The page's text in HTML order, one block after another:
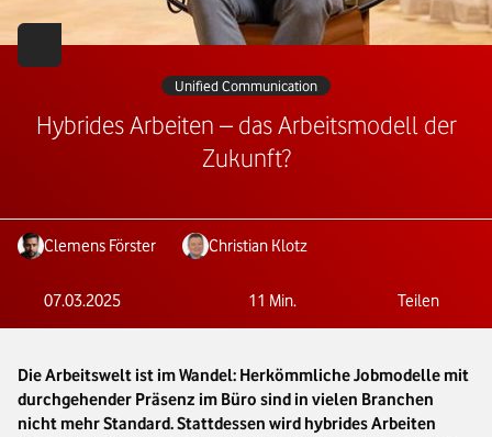
Unified Communication
Hybrides Arbeiten – das Arbeitsmodell der
Zukunft?
Clemens Förster Christian Klotz
07.03.2025 11 Min. Teilen
Die Arbeitswelt ist im Wandel: Herkömmliche Jobmodelle mit
durchgehender Präsenz im Büro sind in vielen Branchen
nicht mehr Standard. Stattdessen wird hybrides Arbeiten